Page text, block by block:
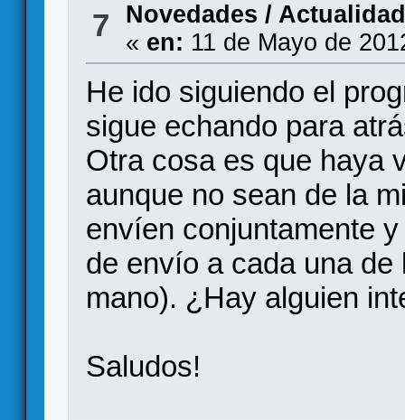
7
Novedades / Actualidad
« en: 11 de Mayo de
He ido siguiendo el
sigue echando para
Otra cosa es que haya
aunque no sean de la
envíen conjuntamente
de envío a cada una
mano). ¿Hay alguien
Saludos!